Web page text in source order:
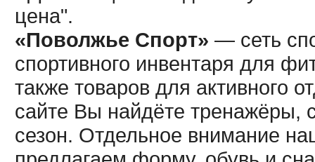
цена".
«Поволжье Спорт» — сеть
спортивного инвентаря для
также товаров для активного
сайте Вы найдёте тренажёры,
сезон. Отдельное внимание